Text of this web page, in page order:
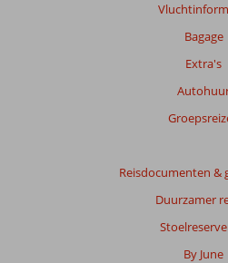
Bagage
Extra's
Reisdocumenten &
Duurzamer
By June